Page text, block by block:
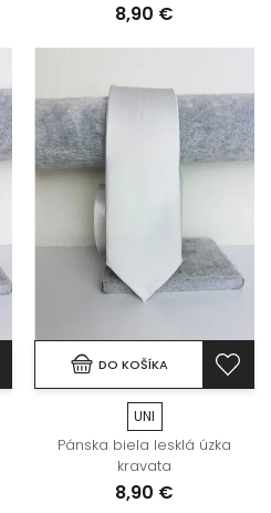
8,90 €
DO KOŠÍKA
UNI
Pánska biela lesklá úzka
kravata
8,90 €